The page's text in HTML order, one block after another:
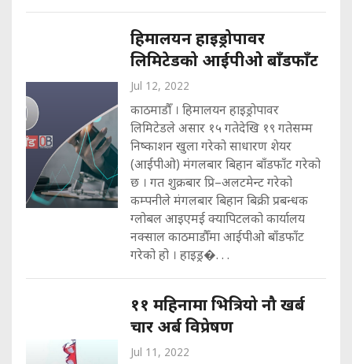
हिमालयन हाइड्रोपावर
लिमिटेडको आईपीओ बाँडफाँट
Jul 12, 2022
काठमाडौँ । हिमालयन हाइड्रोपावर
लिमिटेडले असार १५ गतेदेखि १९ गतेसम्म
निष्काशन खुला गरेको साधारण शेयर
(आईपीओ) मंगलबार बिहान बाँडफाँट गरेको
छ । गत शुक्रबार प्रि–अलटमेन्ट गरेको
कम्पनीले मंगलबार बिहान बिक्री प्रबन्धक
ग्लोबल आइएमई क्यापिटलको कार्यालय
नक्साल काठमाडौँमा आईपीओ बाँडफाँट
गरेको हो । हाइड्र�. . .
११ महिनामा भित्रियो नौ खर्ब
चार अर्ब विप्रेषण
Jul 11, 2022